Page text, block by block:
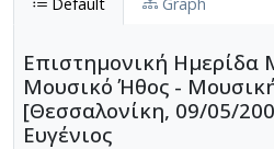
Επιστημονική Ημερίδα
Μουσικό Ήθος -
[Θεσσαλονίκη, 09/05/
Ευγένιος